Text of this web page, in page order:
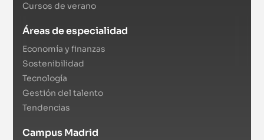
Cursos de verano
Áreas de especialidad
Economía y finanzas
Sostenibilidad
Tecnología
Gestión del talento
Tendencias
Campus Madrid